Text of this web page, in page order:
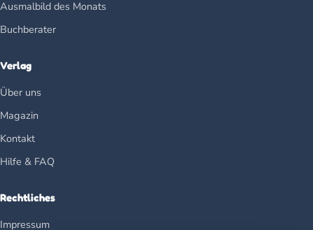
Ausmalbild des Monats
Buchberater
Verlag
Über uns
Magazin
Kontakt
Hilfe & FAQ
Rechtliches
Impressum